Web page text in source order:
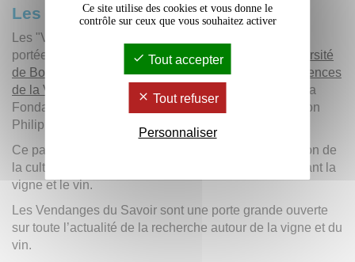
Les Vendanges du savoir, 10eannée
Les "Vendanges du savoir" sont une action culturelle
portée par l’
Université Bordeaux Montaigne
université
de Bordeaux
, sous l’impulsion de l’Institut des Sciences
de la Vigne et du Vin
(ISVV) et avec le soutien de la
Fondation Bordeaux Université et de l'entreprise Baron
Philippe de Rothschild.
Ce partenariat a pour objectif d’offrir une large diffusion de
la culture scientifique relative aux questions concernant la
vigne et le vin.
Les Vendanges du Savoir sont une porte grande ouverte
sur toute l’actualité de la recherche autour de la vigne et du
vin.
Ce site utilise des cookies et vous donne le
contrôle sur ceux que vous souhaitez activer
Tout accepter
Tout refuser
Personnaliser